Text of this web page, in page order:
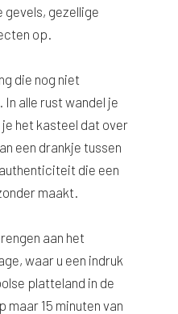
gevels, gezellige
op.
die nog niet
alle rust wandel je
het kasteel dat over
een drankje tussen
die een
maakt.
aan het
, waar u een indruk
platteland in de
maar 15 minuten van